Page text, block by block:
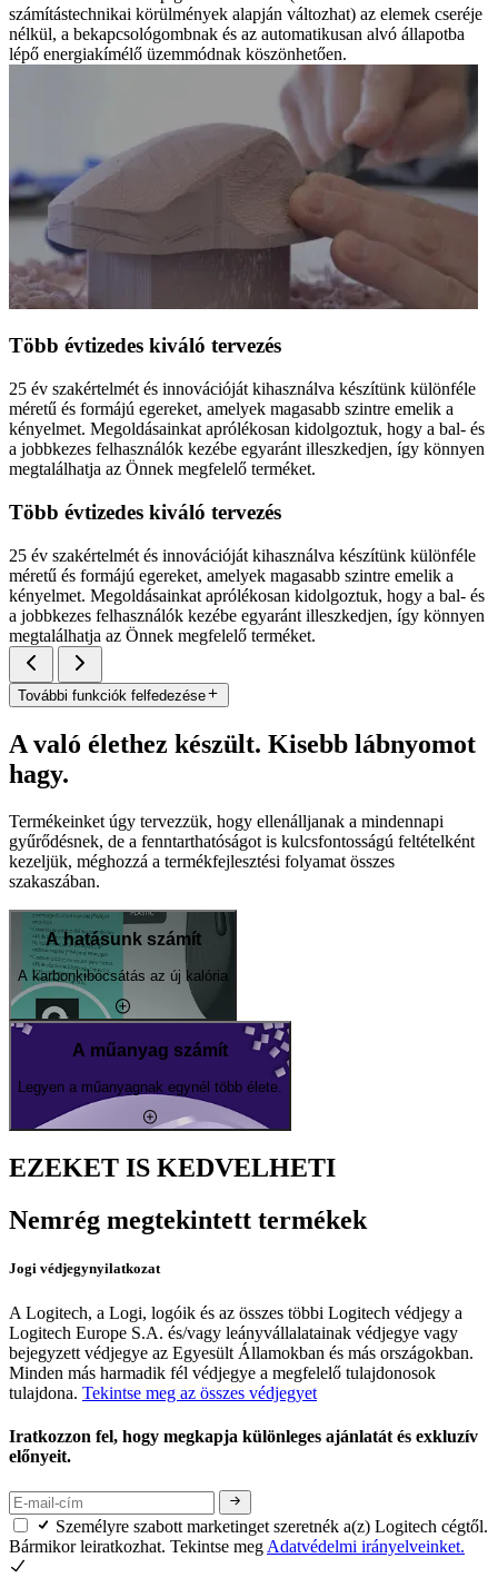
számítástechnikai körülmények alapján változhat) az elemek cseréje
nélkül, a bekapcsológombnak és az automatikusan alvó állapotba
lépő energiakímélő üzemmódnak köszönhetően.
Több évtizedes kiváló tervezés
25 év szakértelmét és innovációját kihasználva készítünk különféle
méretű és formájú egereket, amelyek magasabb szintre emelik a
kényelmet. Megoldásainkat aprólékosan kidolgoztuk, hogy a bal- és
a jobbkezes felhasználók kezébe egyaránt illeszkedjen, így könnyen
megtalálhatja az Önnek megfelelő terméket.
Több évtizedes kiváló tervezés
25 év szakértelmét és innovációját kihasználva készítünk különféle
méretű és formájú egereket, amelyek magasabb szintre emelik a
kényelmet. Megoldásainkat aprólékosan kidolgoztuk, hogy a bal- és
a jobbkezes felhasználók kezébe egyaránt illeszkedjen, így könnyen
megtalálhatja az Önnek megfelelő terméket.
További funkciók felfedezése
A való élethez készült. Kisebb lábnyomot
hagy.
Termékeinket úgy tervezzük, hogy ellenálljanak a mindennapi
gyűrődésnek, de a fenntarthatóságot is kulcsfontosságú feltételként
kezeljük, méghozzá a termékfejlesztési folyamat összes
szakaszában.
A hatásunk számít
A karbonkibocsátás az új kalória
A műanyag számít
Legyen a műanyagnak egynél több élete.
EZEKET IS KEDVELHETI
Nemrég megtekintett termékek
Jogi védjegynyilatkozat
A Logitech, a Logi, logóik és az összes többi Logitech védjegy a
Logitech Europe S.A. és/vagy leányvállalatainak védjegye vagy
bejegyzett védjegye az Egyesült Államokban és más országokban.
Minden más harmadik fél védjegye a megfelelő tulajdonosok
tulajdona. Tekintse meg az összes védjegyet
Iratkozzon fel, hogy megkapja különleges ajánlatát és exkluzív
előnyeit.
Személyre szabott marketinget szeretnék a(z) Logitech cégtől.
Bármikor leiratkozhat. Tekintse megAdatvédelmi irányelveinket.